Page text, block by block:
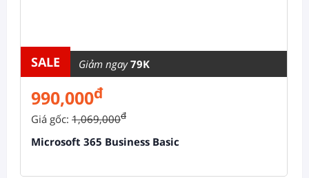
SALE Giảm ngay79K
990,000đ
Giá gốc: 1,069,000đ
Microsoft 365 Business Basic